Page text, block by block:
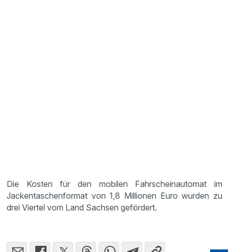
Die Kosten für den mobilen Fahrscheinautomat im
Jackentaschenformat von 1,8 Millionen Euro wurden zu
drei Viertel vom Land Sachsen gefördert.